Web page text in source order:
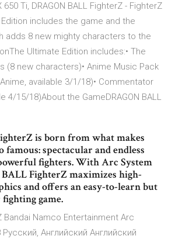
Ti, DRAGON BALL FighterZ - FighterZ
includes the game and the
adds 8 new mighty characters to the
Ultimate Edition includes:• The
(8 new characters)• Anime Music Pack
available 3/1/18)• Commentator
4/15/18)About the GameDRAGON BALL
is born from what makes
famous: spectacular and endless
fighters. With Arc System
FighterZ maximizes high-
and offers an easy-to-learn but
game.
Bandai Namco Entertainment Arc
Английский Английский